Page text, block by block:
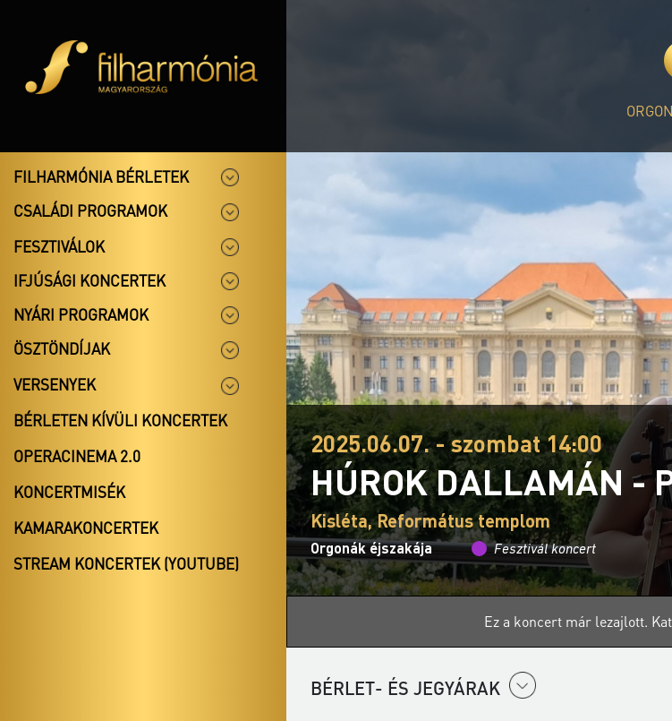
FILHARMÓNIA BÉRLETEK
CSALÁDI PROGRAMOK
FESZTIVÁLOK
IFJÚSÁGI KONCERTEK
NYÁRI PROGRAMOK
ÖSZTÖNDÍJAK
VERSENYEK
BÉRLETEN KÍVÜLI KONCERTEK
OPERACINEMA 2.0
KONCERTMISÉK
KAMARAKONCERTEK
STREAM KONCERTEK (YOUTUBE)
2025.06.07. - szombat 14:00
HÚROK DALLAMÁN -
Kisléta, Református templom
Orgonák éjszakája Fesztivál koncert
Ez a koncert már lezajlott.
BÉRLET- ÉS JEGYÁRAK